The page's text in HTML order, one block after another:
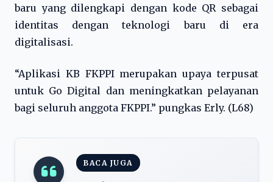
baru yang dilengkapi dengan kode QR sebagai
identitas dengan teknologi baru di era
digitalisasi.
“Aplikasi KB FKPPI merupakan upaya terpusat
untuk Go Digital dan meningkatkan pelayanan
bagi seluruh anggota FKPPI.” pungkas Erly. (L68)
BACA JUGA